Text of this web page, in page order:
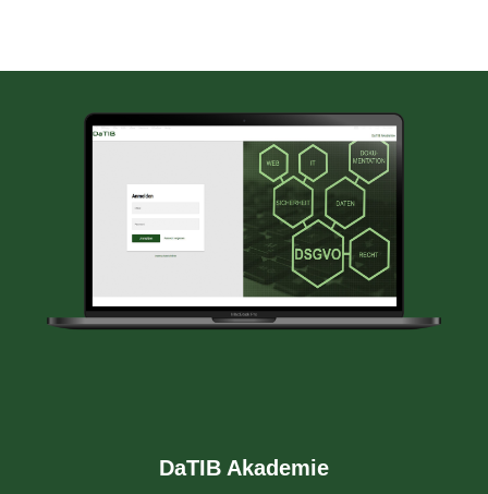
DaTIB Akademie